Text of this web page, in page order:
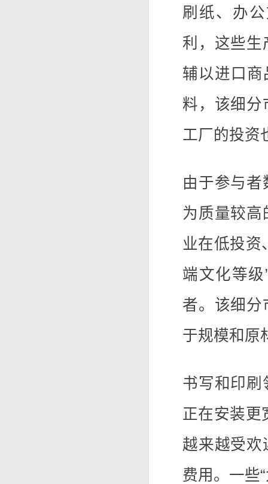
刷纸、办
利，这些生
辅以进口商
料，该细分
工厂的投资
由于参与
为质量较
业在低投资
端文化等
者。该细分
于规模和原
书写和印刷
正在安装更
越来越受欢
费用。一些